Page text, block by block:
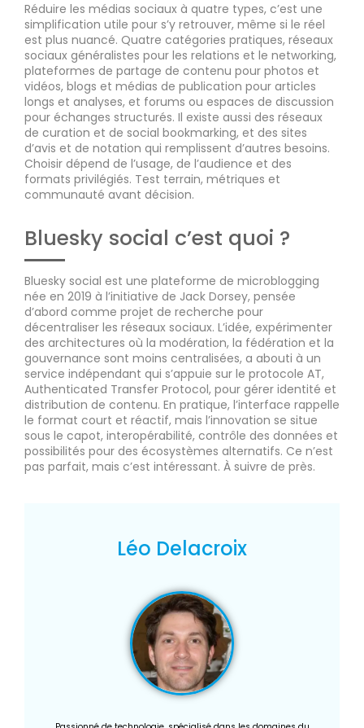
Réduire les médias sociaux à quatre types, c’est une
simplification utile pour s’y retrouver, même si le réel
est plus nuancé. Quatre catégories pratiques, réseaux
sociaux généralistes pour les relations et le networking,
plateformes de partage de contenu pour photos et
vidéos, blogs et médias de publication pour articles
longs et analyses, et forums ou espaces de discussion
pour échanges structurés. Il existe aussi des réseaux
de curation et de social bookmarking, et des sites
d’avis et de notation qui remplissent d’autres besoins.
Choisir dépend de l’usage, de l’audience et des
formats privilégiés. Test terrain, métriques et
communauté avant décision.
Bluesky social c’est quoi ?
Bluesky social est une plateforme de microblogging
née en 2019 à l’initiative de Jack Dorsey, pensée
d’abord comme projet de recherche pour
décentraliser les réseaux sociaux. L’idée, expérimenter
des architectures où la modération, la fédération et la
gouvernance sont moins centralisées, a abouti à un
service indépendant qui s’appuie sur le protocole AT,
Authenticated Transfer Protocol, pour gérer identité et
distribution de contenu. En pratique, l’interface rappelle
le format court et réactif, mais l’innovation se situe
sous le capot, interopérabilité, contrôle des données et
possibilités pour des écosystèmes alternatifs. Ce n’est
pas parfait, mais c’est intéressant. À suivre de près.
Léo Delacroix